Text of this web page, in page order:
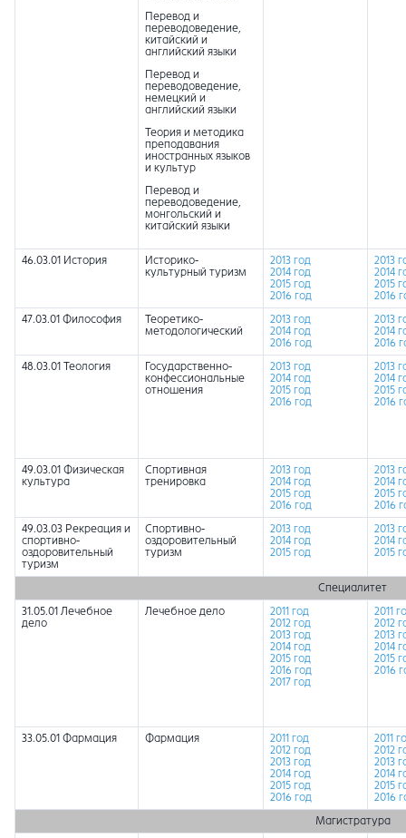
Перевод и
переводоведение,
китайский и
английский языки
Перевод и
переводоведение,
немецкий и
английский языки
Теория и методика
преподавания
иностранных языков
и культур
Перевод и
переводоведение,
монгольский и
китайский языки
46.03.01 История
Историко-
культурный туризм
2013 год
2014 год
2015 год
2016 год
2013
2014
2015
2016
47.03.01 Философия
Теоретико-
методологический
2013 год
2014 год
2016 год
2013
2014
2016
48.03.01 Теология
Государственно-
конфессиональные
отношения
2013 год
2014 год
2015 год
2016 год
2013
2014
2015
2016
49.03.01 Физическая
культура
Спортивная
тренировка
2013 год
2014 год
2015 год
2016 год
2013
2014
2015
2016
49.03.03 Рекреация и
спортивно-
оздоровительный
туризм
Спортивно-
оздоровительный
туризм
2013 год
2014 год
2015 год
2013
2014
2015
Специалитет
31.05.01 Лечебное
дело
Лечебное дело
2011 год
2012 год
2013 год
2014 год
2015 год
2016 год
2017 год
2011
2012
2013
2014
2015
2016
33.05.01 Фармация Фармация
2011 год
2012 год
2013 год
2014 год
2015 год
2016 год
2011
2012
2013
2014
2015
2016
Магистратура